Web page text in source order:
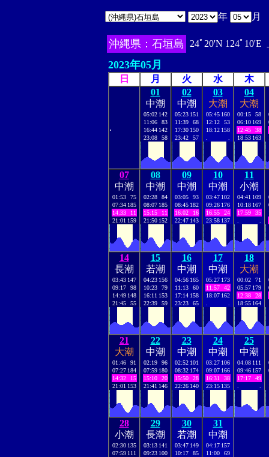
年 月
沖縄県：石垣島 24ﾟ20'N 124ﾟ10'E
2023年05月
日 月 火 水 木
.
01
中潮
05:02 142
11:06
83
16:44 142
23:08
58
02
中潮
05:23 151
11:39
68
17:30 150
23:42
57
03
大潮
05:45 160
12:12
53
18:12 158
04
大潮
00:15
58
06:10 169
12:45
38
18:53 163
07
中潮
01:53
75
07:34 185
14:33
11
21:01 159
08
中潮
02:28
84
08:07 185
15:15
11
21:50 152
09
中潮
03:05
93
08:45 182
16:02
16
22:47 143
10
中潮
03:47 102
09:26 176
16:55
24
23:58 137
11
小潮
04:41 109
10:18 167
17:59
35
14
長潮
03:43 147
09:17
98
14:49 148
21:45
55
15
若潮
04:23 156
10:23
79
16:11 153
22:39
59
16
中潮
04:56 165
11:13
60
17:14 158
23:23
65
17
中潮
05:27 173
11:57
42
18:07 162
18
大潮
00:02
71
05:57 179
12:38
28
18:55 164
21
大潮
01:46
91
07:27 184
14:32
15
21:01 153
22
中潮
02:19
96
07:59 180
15:10
20
21:41 146
23
中潮
02:52 101
08:32 174
15:50
28
22:26 140
24
中潮
03:27 106
09:07 166
16:31
38
23:15 135
25
中潮
04:08 111
09:46 157
17:17
49
28
小潮
02:30 135
07:59 111
29
長潮
03:13 141
09:23 100
30
若潮
03:47 149
10:17
85
31
中潮
04:17 157
11:00
69